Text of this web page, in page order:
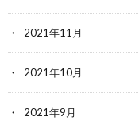
2021年11月
2021年10月
2021年9月